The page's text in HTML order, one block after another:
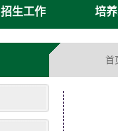
招生工作 培
首